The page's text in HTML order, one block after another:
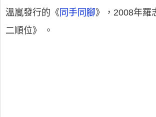
溫嵐發行的《 同手同腳》，2008年羅
二順位》 。